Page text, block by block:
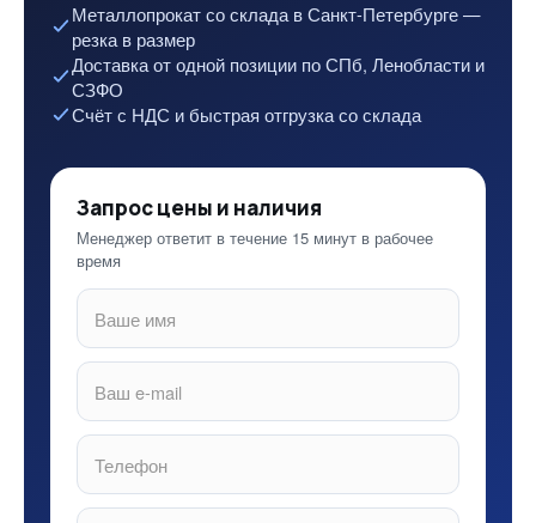
Металлопрокат со склада в Санкт-Петербурге —
резка в размер
Доставка от одной позиции по СПб, Ленобласти и
СЗФО
Счёт с НДС и быстрая отгрузка со склада
Запрос цены и наличия
Менеджер ответит в течение 15 минут в рабочее
время